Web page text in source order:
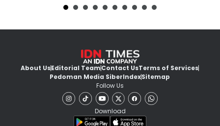
About UsEditorial TeamContact UsTerms of Services
Pedoman Media SiberIndexSitemap
Follow Us
Download